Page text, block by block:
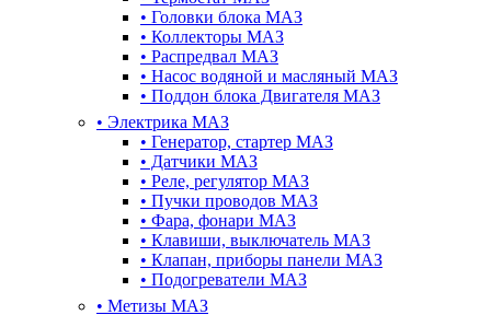
• Головки блока МАЗ
• Коллекторы МАЗ
• Распредвал МАЗ
• Насос водяной и масляный МАЗ
• Поддон блока Двигателя МАЗ
• Электрика МАЗ
• Генератор, стартер МАЗ
• Датчики МАЗ
• Реле, регулятор МАЗ
• Пучки проводов МАЗ
• Фара, фонари МАЗ
• Клавиши, выключатель МАЗ
• Клапан, приборы панели МАЗ
• Подогреватели МАЗ
• Метизы МАЗ